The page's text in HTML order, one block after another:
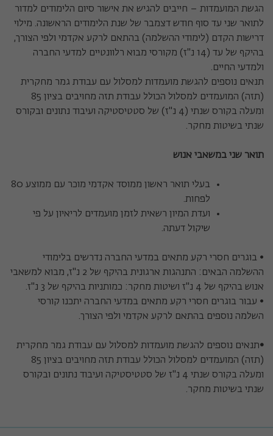
הגשת המועמדות – חייבים להגיש את אישור סיום הלימודים למדור
לתואר שני עד סוף חודש דצמבר של שנת הלימודים הראשונה. מילוי
דרישות הקדם (לימודי ההשלמה) בהתאם לרקע אקדמי ולפי הצורך,
בהיקף של עד (14 נ"ז) מקורסי מבוא רלוונטיים למדעי החברה
ולמדעי החיים.
תנאים נוספים להגשת מועמדות למסלול עם עבודת גמר מחקרית
(תזה) המועמדים למסלול הכולל עבודת תזה מחויבים בציון 85
ומעלה בקורס שנתי (4 נ"ז) של סטטיסטיקה ועיבוד נתונים ובקורס
שנתי בשיטות מחקר.
תואר שני במשאבי אנוש
בעלי תואר ראשון ממוסד אקדמי מוכר עם ממוצע 80
לפחות.
ועדת המיון רשאית לזמן מועמדים לריאיון על פי
שיקול דעתה.
• בוגרים חסרי רקע מתאים במדעי החברה נדרשים בלימודי
ההשלמה הבאים: התנהגות ארגונית בהיקף של 2 נ"ז, מבוא למשאבי
אנוש בהיקף של 4 נ"ז ושיטות מחקר: כמותניות בהיקף של 3 נ"ז.
• עבור בוגרים חסרי רקע מתאים במדעי החברה יתכנו קורסי
השלמה נוספים בהתאם לרקע אקדמי ולפי הצורך.
•תנאים נוספים להגשת מועמדות למסלול עם עבודת גמר מחקרית
(תזה) המועמדים למסלול הכולל עבודת תזה מחויבים בציון 85
ומעלה בקורס שנתי 4 נ"ז של סטטיסטיקה ועיבוד נתונים ובקורס
שנתי בשיטות מחקר.